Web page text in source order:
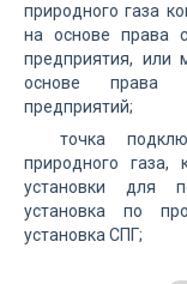
природного газа
на основе права
предприятия, или
основе права
предприятий;
точка
природного газа,
установки для
установка по
установка СПГ;